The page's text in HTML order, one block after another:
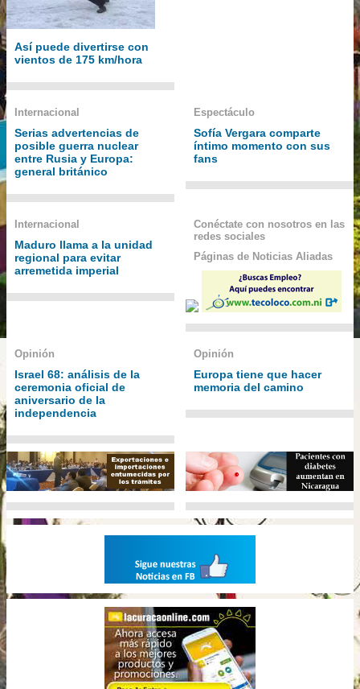
Así puede divertirse con
vientos de 175 km/hora
Internacional
Serias advertencias de
posible guerra nuclear
entre Rusia y Europa:
general británico
Espectáculo
Sofía Vergara comparte
íntimo momento con sus
fans
Internacional
Maduro llama a la unidad
regional para evitar
arremetida imperial
Conéctate con nosotros en las
redes sociales
Páginas de Noticias Aliadas
Opinión
Israel 68: análisis de la
ceremonia oficial de
aniversario de la
independencia
Opinión
Europa tiene que hacer
memoria del camino